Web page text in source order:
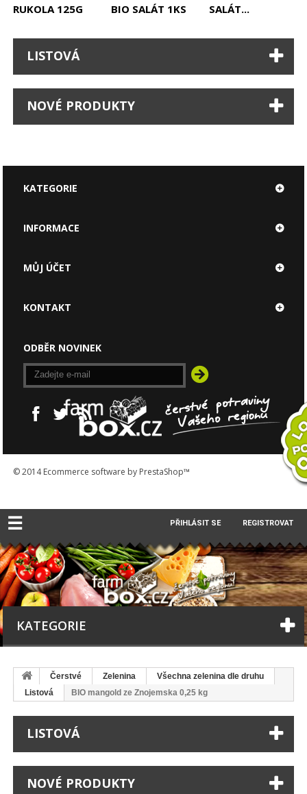
RUKOLA 125G BIO SALÁT 1KS SALÁT...
LISTOVÁ
NOVÉ PRODUKTY
KATEGORIE
INFORMACE
© 2014Ecommerce software by PrestaShop™
MŮJ ÚČET
KONTAKT
ODBĚR NOVINEK
☰ PŘIHLÁSIT SE REGISTROVAT
KATEGORIE
Čerstvé Zelenina
Všechna zelenina dle druhu
Listová
BIO mangold ze Znojemska 0,25 kg
LISTOVÁ
NOVÉ PRODUKTY